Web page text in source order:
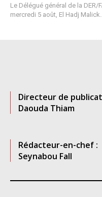
Le Délégué général de la
mercredi 5 août, El Hadj Malick...
Directeur de
Daouda Thiam
Rédacteur-en-chef :
Seynabou Fall